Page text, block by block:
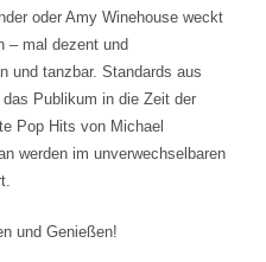
oder Amy Winehouse weckt
– mal dezent und
und tanzbar. Standards aus
Publikum in die Zeit der
Pop Hits von Michael
werden im unverwechselbaren
und Genießen!